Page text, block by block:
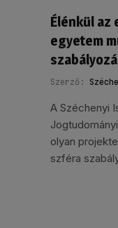
Élénkül az
egyetem
Szerző:
A Széchenyi
olyan
szféra